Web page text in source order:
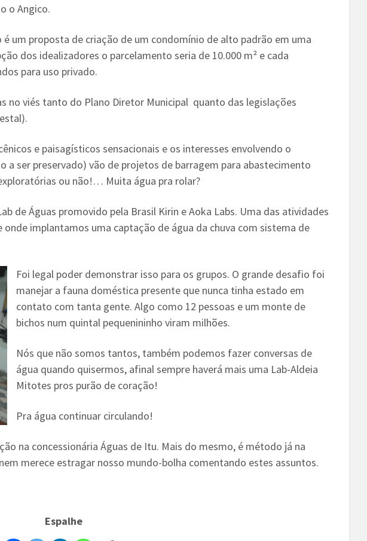
o Angico.
um proposta de criação de um condomínio de alto padrão em uma
dos idealizadores o parcelamento seria de 10.000 m² e cada
para uso privado.
no viés tanto do Plano Diretor Municipal quanto das legislações
e paisagísticos sensacionais e os interesses envolvendo o
a ser preservado) vão de projetos de barragem para abastecimento
ou não!… Muita água pra rolar?
de Águas promovido pela Brasil Kirin e Aoka Labs. Uma das atividades
implantamos uma captação de água da chuva com sistema de
Foi legal poder demonstrar isso para os grupos. O grande desafio foi
manejar a fauna doméstica presente que nunca tinha estado em
contato com tanta gente. Algo como 12 pessoas e um monte de
bichos num quintal pequenininho viram milhões.
Nós que não somos tantos, também podemos fazer conversas de
água quando quisermos, afinal sempre haverá mais uma Lab-Aldeia
Mitotes pros purão de coração!
Pra água continuar circulando!
na concessionária Águas de Itu. Mais do mesmo, é método já na
merece estragar nosso mundo-bolha comentando estes assuntos.
Espalhe